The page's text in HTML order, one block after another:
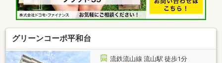
給湯器(追焚機能付)、照明交換◇ガスコンロ、レンジ
フード、巾木交換◇エアコン１基新規設置◇ハウスク
グリーンコーポ平和台
流鉄流山線 流山駅 徒歩1分